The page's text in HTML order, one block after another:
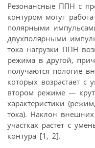
Резонансные ППН с
контуром могут
полярными
двухполярными
тока нагрузки ППН
режима в другой,
получаются пологие
которых возрастает
втором режиме —
характеристики
тока). Наклон внешних
участках растет с
контура [1, 2].